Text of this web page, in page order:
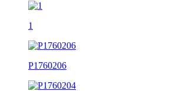
1
P1760206